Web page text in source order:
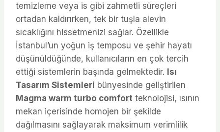
temizleme veya is gibi zahmetli süreçleri
ortadan kaldırırken, tek bir tuşla alevin
sıcaklığını hissetmenizi sağlar. Özellikle
İstanbul’un yoğun iş temposu ve şehir hayatı
düşünüldüğünde, kullanıcıların en çok tercih
ettiği sistemlerin başında gelmektedir. Isı
Tasarım Sistemleri bünyesinde geliştirilen
Magma warm turbo comfort teknolojisi, ısının
mekan içerisinde homojen bir şekilde
dağılmasını sağlayarak maksimum verimlilik